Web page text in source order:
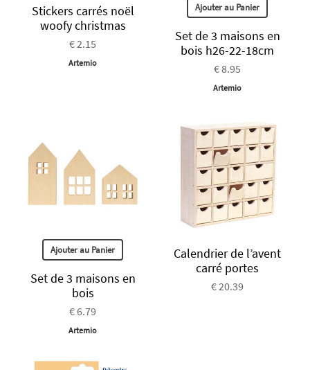
Stickers carrés noël
woofy christmas
€ 2.15
Artemio
Ajouter au Panier
Set de 3 maisons en
bois h26-22-18cm
€ 8.95
Artemio
Ajouter au Panier
Set de 3 maisons en
bois
€ 6.79
Artemio
Calendrier de l’avent
carré portes
€ 20.39